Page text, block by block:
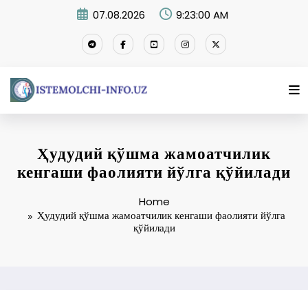
07.08.2026 9:23:00 AM
Ҳудудий қўшма жамоатчилик
кенгаши фаолияти йўлга қўйилади
Home
Ҳудудий қўшма жамоатчилик кенгаши фаолияти йўлга
қўйилади